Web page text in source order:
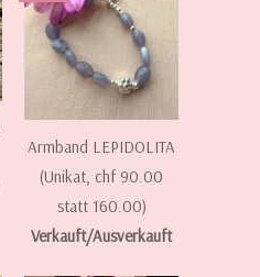
Armband LEPIDOLITA
(Unikat, chf 90.00
statt 160.00)
Verkauft/Ausverkauft